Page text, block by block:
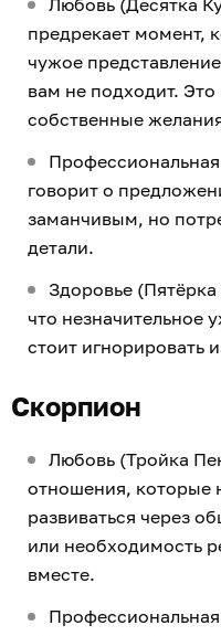
Любовь (Десятка
предрекает момент,
чужое
вам не подходит.
собственные
говорит о
заманчивым, но
детали.
Здоровье
что незначительное
стоит игнорировать
Скорпион
Любовь (Тройка
отношения, которые
развиваться через
или необходимость
вместе.